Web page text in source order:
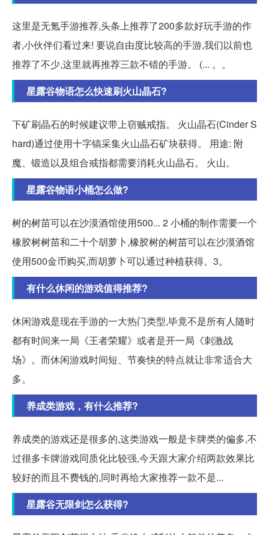
这里是无氪手游推荐,头条上推荐了200多款好玩手游的作
者,小伙伴们看过来! 要说自由度比较高的手游,我们以前也
推荐了不少,这里就再推荐三款不错的手游。 (... 。。
星露谷物语怎么快速刷火山晶石?
下矿刷晶石的时候建议带上窃贼戒指。 火山晶石(Cinder S
hard)通过使用十字镐采集火山晶石矿块获得。 用途: 附
魔、锻造以及组合戒指都需要消耗火山晶石。 火山。
星露谷物语小桶怎么做?
树的树苗可以在沙漠酒馆使用500... 2 小桶的制作需要一个
橡胶树树苗和二十个胡萝卜,橡胶树的树苗可以在沙漠酒馆
使用500金币购买,而胡萝卜可以通过种植获得。3。
有什么休闲的游戏值得推荐?
休闲游戏是现在手游的一大热门类型,毕竟不是所有人随时
都有时间来一局《王者荣耀》或者是开一局《刺激战
场》。而休闲游戏时间短、节奏快的特点就让非常适合大
多。
养成类游戏，有什么推荐?
养成类的游戏还是很多的,这类游戏一般是卡牌类的偏多,不
过很多卡牌游戏同质化比较强,今天跟大家介绍两款效果比
较好的而且不费钱的,同时再给大家推荐一款不是...
星露谷无限剑怎么获得?